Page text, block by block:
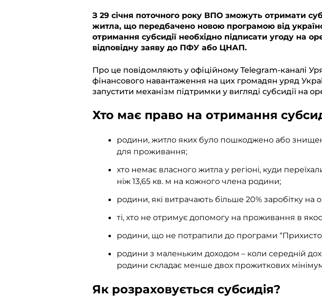
e
g
a
m
c
e
b
o
k
a
t
s
p
p
b
e
r
p
y
L
n
k
З 29 січня поточного року ВПО зможуть отримати
житла, що передбачено новою програмою від
отримання субсидії необхідно підписати угоду на
відповідну заяву до ПФУ або ЦНАП.
Про це повідомляють у офіційному Telegram-каналі
фінансового навантаження на цих громадян уряд
запустити механізм підтримки у вигляді субсидії на
Хто має право на отримання
родини, житло яких було пошкоджено або
для проживання;
хто немає власного житла у регіоні, куди
ніж 13,65 кв. м на кожного члена родини;
родини, які витрачають більше 20% заробітку на
ті, хто не отримує допомогу на проживання в
родини, що не потрапили до програми
родини з маленьким доходом – коли середній
родини складає менше двох прожиткових
Як розраховується субсидія?